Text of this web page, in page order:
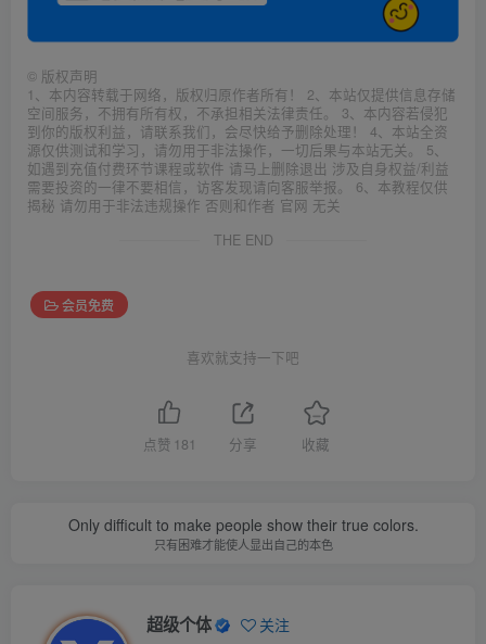
© 版权声明
1、本内容转载于网络，版权归原作者所有！ 2、本站仅提供信息存储
空间服务，不拥有所有权，不承担相关法律责任。 3、本内容若侵犯
到你的版权利益，请联系我们，会尽快给予删除处理！ 4、本站全资
源仅供测试和学习，请勿用于非法操作，一切后果与本站无关。 5、
如遇到充值付费环节课程或软件 请马上删除退出 涉及自身权益/利益
需要投资的一律不要相信，访客发现请向客服举报。 6、本教程仅供
揭秘 请勿用于非法违规操作 否则和作者 官网 无关
THE END
会员免费
喜欢就支持一下吧
点赞 181 分享 收藏
Only difficult to make people show their true colors.
只有困难才能使人显出自己的本色
超级个体 关注